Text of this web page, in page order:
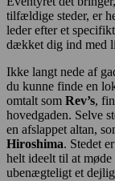
tilfældige steder, er
leder efter et
dækket dig ind med
Ikke langt nede af
du kunne finde en
omtalt som Rev’s,
hovedgaden. Selve
en afslappet altan,
Hiroshima. Stedet
helt ideelt til at
ubenægteligt et